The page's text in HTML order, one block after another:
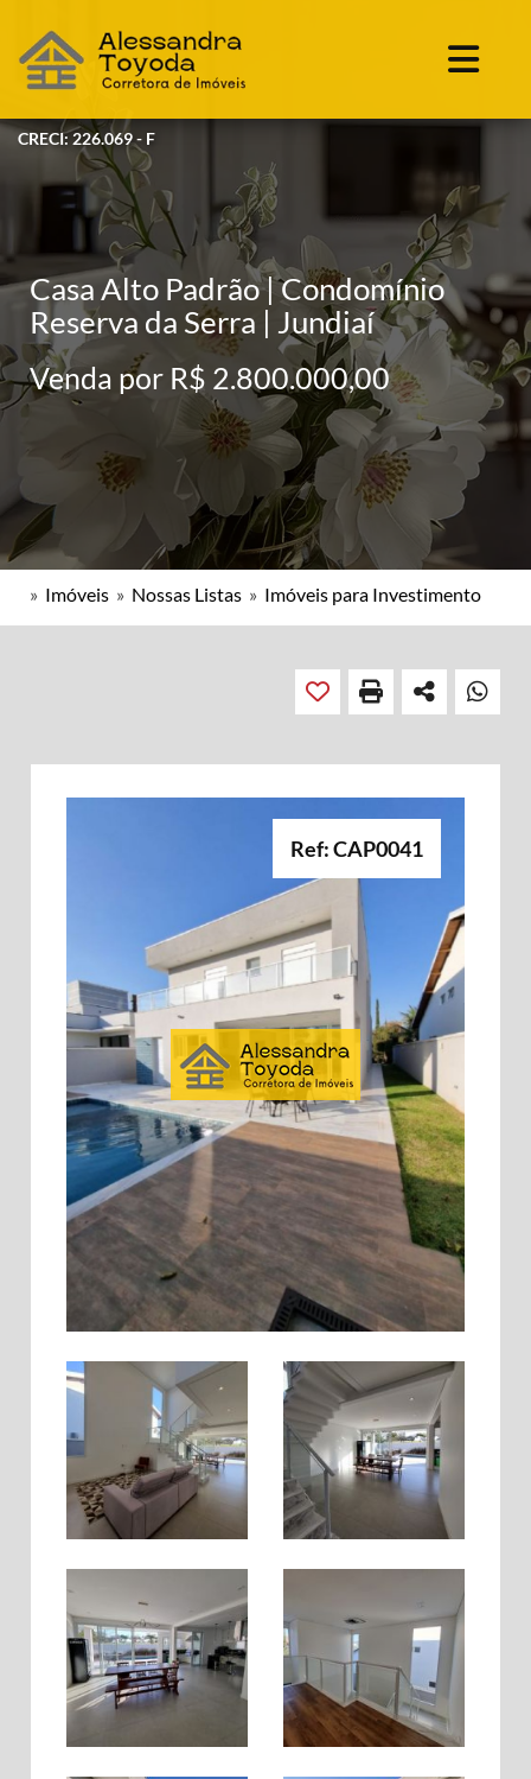
CRECI: 226.069 - F
Casa Alto Padrão | Condomínio
Reserva da Serra | Jundiaí
Venda por R$ 2.800.000,00
» Imóveis » Nossas Listas » Imóveis para Investimento
Ref: CAP0041